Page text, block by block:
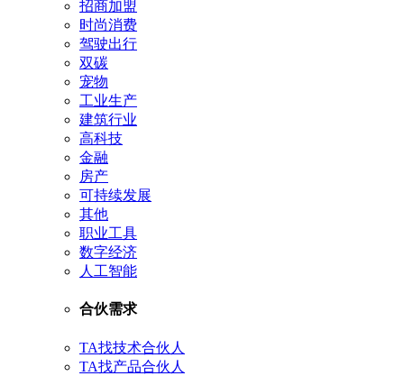
招商加盟
时尚消费
驾驶出行
双碳
宠物
工业生产
建筑行业
高科技
金融
房产
可持续发展
其他
职业工具
数字经济
人工智能
合伙需求
TA找技术合伙人
TA找产品合伙人